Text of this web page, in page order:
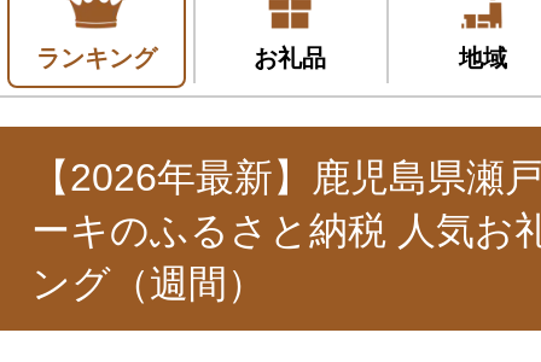
ランキング お礼品 地域
【2026年最新】鹿児島県瀬
ーキのふるさと納税 人気お
ング（週間）